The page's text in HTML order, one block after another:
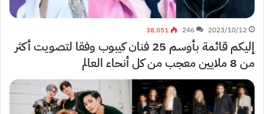
2023/10/12
246 38٬051
إليكم قائمة بأوسم 25 فنان كيبوب وفقا لتصويت أكثر
من 8 ملايين معجب من كل أنحاء العالم